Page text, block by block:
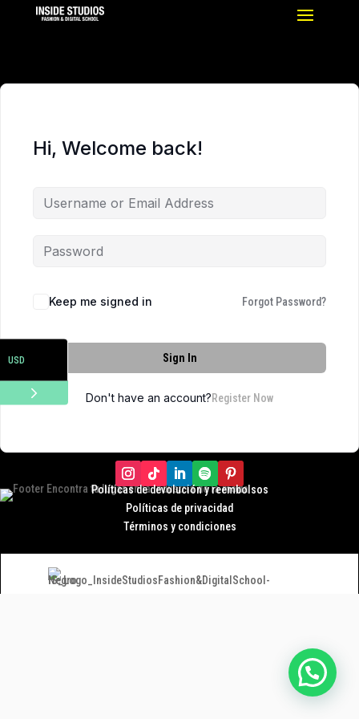
Hi, Welcome back!
Keep me signed in Forgot Password?
Sign In
Don't have an account?Register Now
Políticas de devolución y reembolsos
Políticas de privacidad
Términos y condiciones
USD